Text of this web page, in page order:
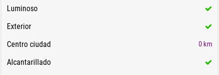
Luminoso
Exterior
Centro ciudad
0 km
Alcantarillado